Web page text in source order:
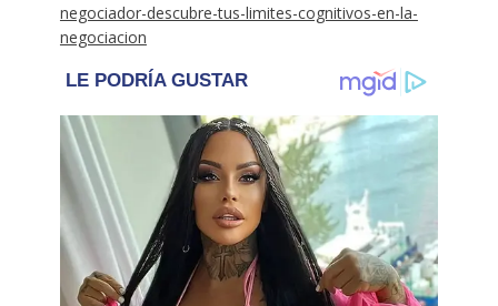
negociador-descubre-tus-limites-cognitivos-en-la-
negociacion